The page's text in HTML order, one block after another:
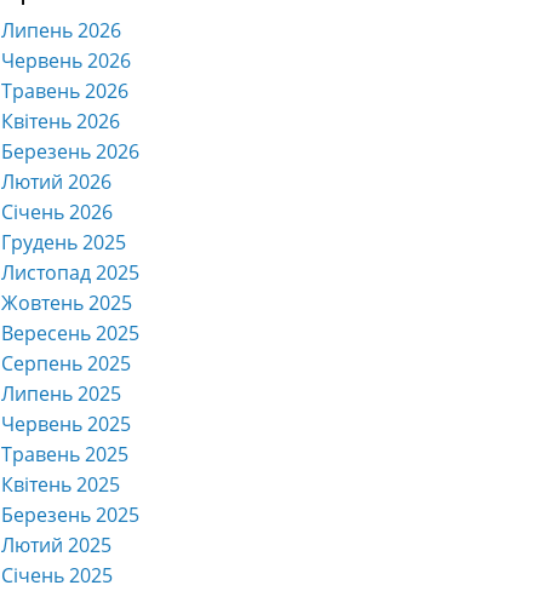
Липень 2026
Червень 2026
Травень 2026
Квітень 2026
Березень 2026
Лютий 2026
Січень 2026
Грудень 2025
Листопад 2025
Жовтень 2025
Вересень 2025
Серпень 2025
Липень 2025
Червень 2025
Травень 2025
Квітень 2025
Березень 2025
Лютий 2025
Січень 2025